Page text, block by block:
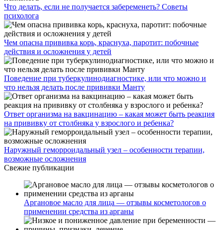
Что делать, если не получается забеременеть? Советы
психолога
Чем опасна прививка корь, краснуха, паротит: побочные
действия и осложнения у детей
Поведение при туберкулинодиагностике, или что можно и
что нельзя делать после прививки Манту
Ответ организма на вакцинацию – какая может быть реакция
на прививку от столбняка у взрослого и ребенка?
Наружный геморроидальный узел – особенности терапии,
возможные осложнения
Свежие публикации
Аргановое масло для лица — отзывы косметологов о
применении средства из арганы